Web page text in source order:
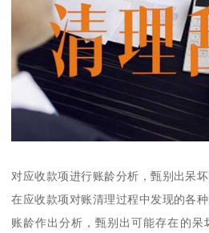
对应收款项进行账龄分析，甄别出呆
在应收款项对账清理过程中发现的各
账龄作出分析，甄别出可能存在的呆